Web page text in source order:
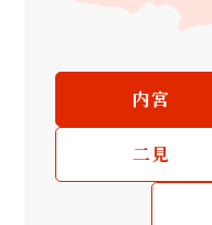
内宮
二見